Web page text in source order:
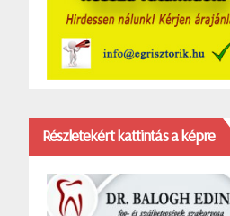
Részletekért kattintás a képre